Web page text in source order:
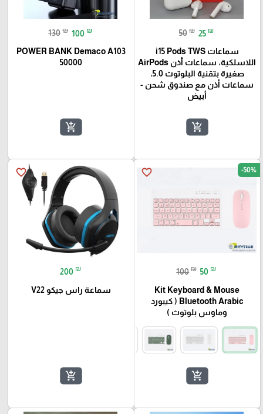
50 ₪ 25 ₪
سماعات i15 Pods TWS
اللاسلكية، سماعات أذن AirPods
صغيرة بتقنية البلوتوث 5.0،
سماعات أذن مع صندوق شحن -
أبيض
add_shopping_cart
130 ₪ 100 ₪
POWER BANK Demaco A103
50000
add_shopping_cart
favorite_border -50%
100 ₪ 50 ₪
Kit Keyboard & Mouse
Bluetooth Arabic ( كيبورد
وماوس بلوتوث )
add_shopping_cart
favorite_border
200 ₪
سماعة راس جيكو V22
add_shopping_cart